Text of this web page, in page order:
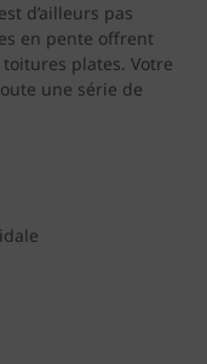
d’ailleurs pas
en pente offrent
plates. Votre
une série de